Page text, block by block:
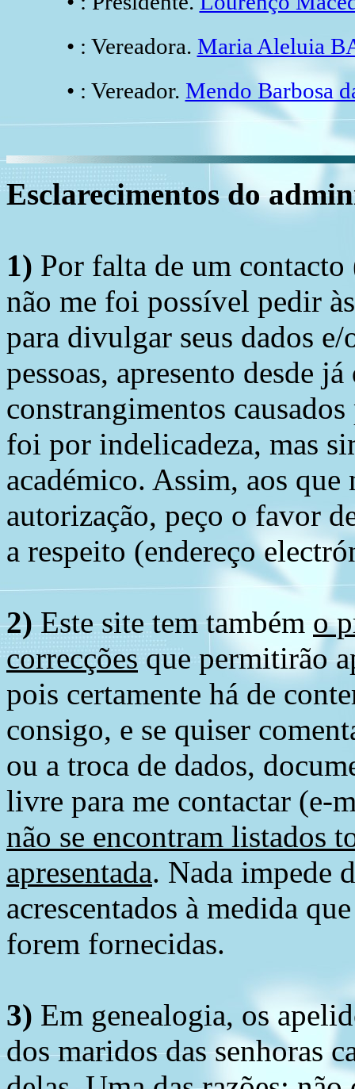
• : Vereadora. Maria Aleluia
• : Vereador. Mendo Barbosa
Esclarecimentos do
1) Por falta de um
não me foi possível pedir
para divulgar seus dados
pessoas, apresento desde
constrangimentos
foi por indelicadeza, mas
académico. Assim, aos
autorização, peço o favor
a respeito (endereço
2)Este site tem também o
correcções que permitirão
pois certamente há de
consigo, e se quiser
ou a troca de dados,
livre para me contactar (e-
não se encontram listados
apresentada. Nada impede
acrescentados à medida
forem fornecidas.
3) Em genealogia, os
dos maridos das senhoras